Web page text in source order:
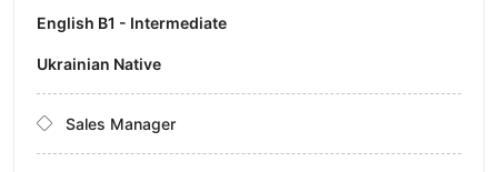
English B1 - Intermediate
Ukrainian Native
Sales Manager